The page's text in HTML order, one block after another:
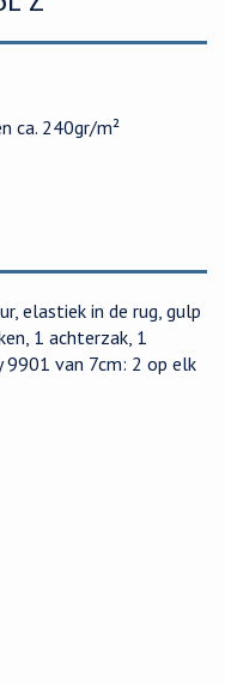
ca. 240gr/m²
elastiek in de rug, gulp
1 achterzak, 1
9901 van 7cm: 2 op elk